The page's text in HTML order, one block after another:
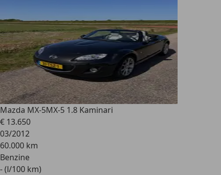
Mazda MX-5MX-5 1.8 Kaminari
€ 13.650
03/2012
60.000 km
Benzine
- (l/100 km)